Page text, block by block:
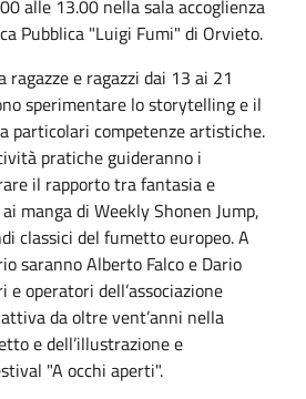
alle 13.00 nella sala accoglienza
Pubblica "Luigi Fumi" di Orvieto.
ragazze e ragazzi dai 13 ai 21
sperimentare lo storytelling e il
particolari competenze artistiche.
pratiche guideranno i
il rapporto tra fantasia e
manga di Weekly Shonen Jump,
classici del fumetto europeo. A
saranno Alberto Falco e Dario
e operatori dell’associazione
da oltre vent’anni nella
e dell’illustrazione e
"A occhi aperti".